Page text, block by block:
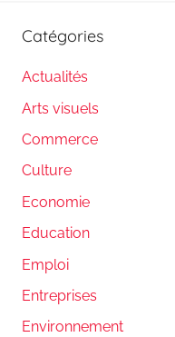
Catégories
Actualités
Arts visuels
Commerce
Culture
Economie
Education
Emploi
Entreprises
Environnement